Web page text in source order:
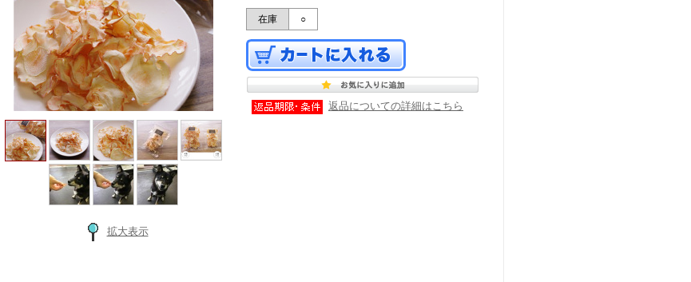
拡大表示
在庫 ○
返品についての詳細はこちら